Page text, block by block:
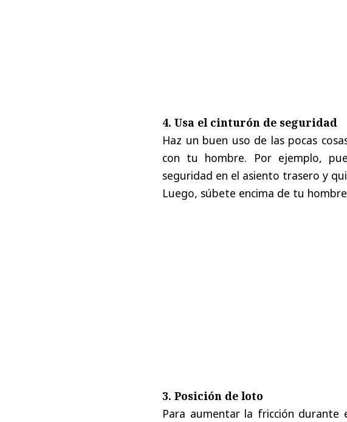
4. Usa el cinturón de seguridad
Haz un buen uso de las pocas
con tu hombre. Por ejemplo,
seguridad en el asiento trasero y
Luego, súbete encima de tu
3. Posición de loto
Para aumentar la fricción durante